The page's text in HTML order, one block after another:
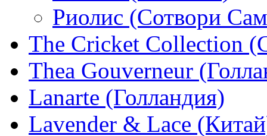
Риолис (Сотвори
The Cricket Collection
Thea Gouverneur
Lanarte (Голландия)
Lavender & Lace